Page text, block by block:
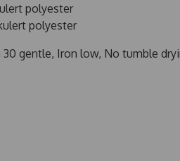
polyester
polyester
30 gentle, Iron low, No tumble